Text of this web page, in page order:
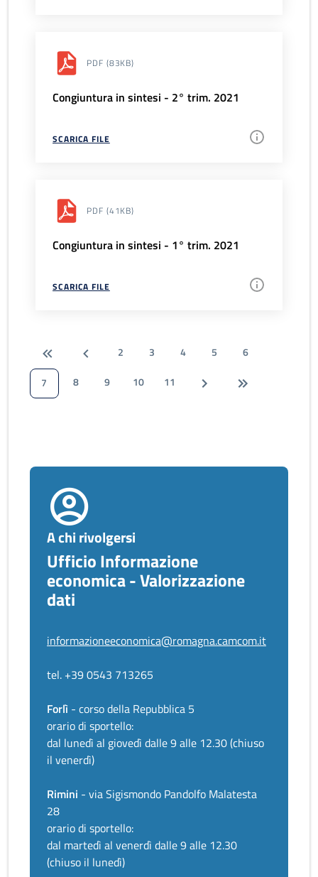
PDF (83KB)
Congiuntura in sintesi - 2° trim. 2021
SCARICA FILE
PDF (41KB)
Congiuntura in sintesi - 1° trim. 2021
SCARICA FILE
2 3 4 5
6
7
8 9 10 11
A chi rivolgersi
Ufficio Informazione
economica - Valorizzazione
dati
informazioneeconomica@romagna.camcom.it
tel. +39 0543 713265
Forlì - corso della Repubblica 5
orario di sportello:
dal lunedì al giovedì dalle 9 alle 12.30 (chiuso
il venerdì)
Rimini - via Sigismondo Pandolfo Malatesta
28
orario di sportello:
dal martedì al venerdì dalle 9 alle 12.30
(chiuso il lunedì)